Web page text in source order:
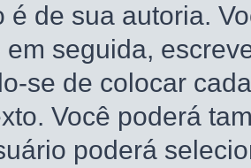
é de sua autoria.
em seguida,
se de colocar
Você poderá
poderá